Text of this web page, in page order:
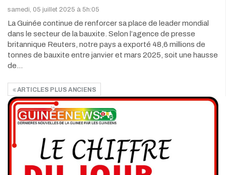
samedi, 05 juillet 2025 à 5h:05
La Guinée continue de renforcer sa place de leader mondial
dans le secteur de la bauxite. Selon l’agence de presse
britannique Reuters, notre pays a exporté 48,6 millions de
tonnes de bauxite entre janvier et mars 2025, soit une hausse
de…
ARTICLES PLUS ANCIENS